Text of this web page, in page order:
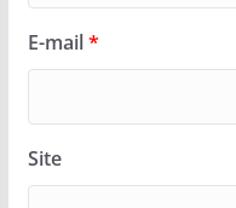
E-mail*
Site